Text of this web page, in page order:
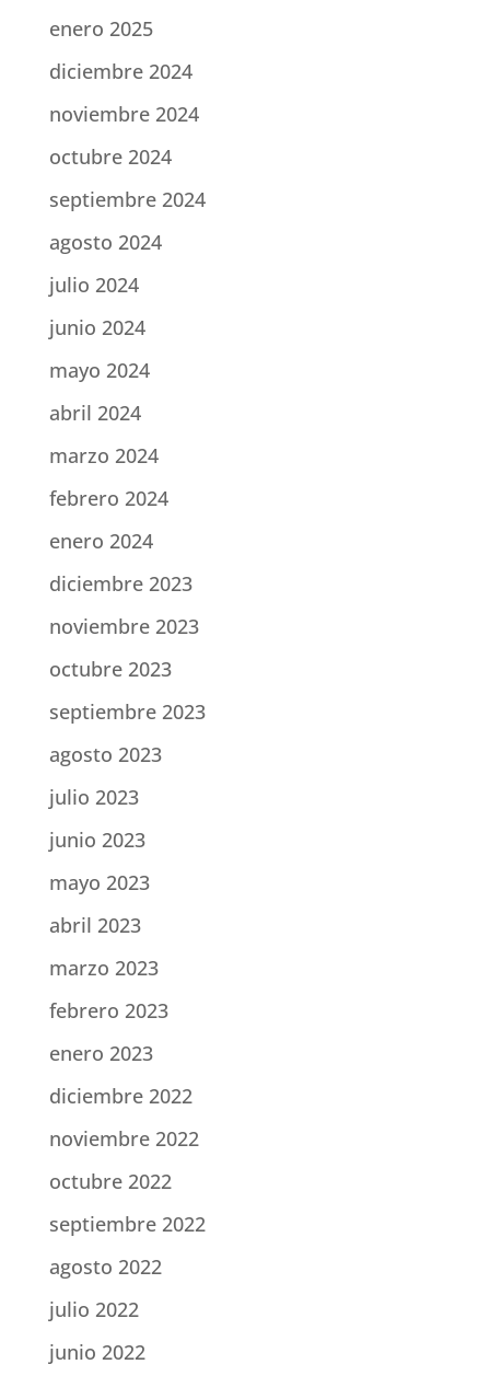
enero 2025
diciembre 2024
noviembre 2024
octubre 2024
septiembre 2024
agosto 2024
julio 2024
junio 2024
mayo 2024
abril 2024
marzo 2024
febrero 2024
enero 2024
diciembre 2023
noviembre 2023
octubre 2023
septiembre 2023
agosto 2023
julio 2023
junio 2023
mayo 2023
abril 2023
marzo 2023
febrero 2023
enero 2023
diciembre 2022
noviembre 2022
octubre 2022
septiembre 2022
agosto 2022
julio 2022
junio 2022